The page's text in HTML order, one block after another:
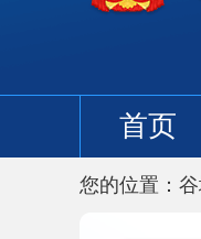
首页
您的位置：